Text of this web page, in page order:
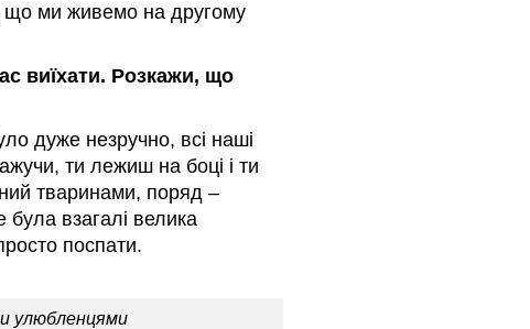
що ми живемо на другому
виїхати. Розкажи, що
дуже незручно, всі наші
ти лежиш на боці і ти
тваринами, поряд –
була взагалі велика
поспати.
улюбленцями